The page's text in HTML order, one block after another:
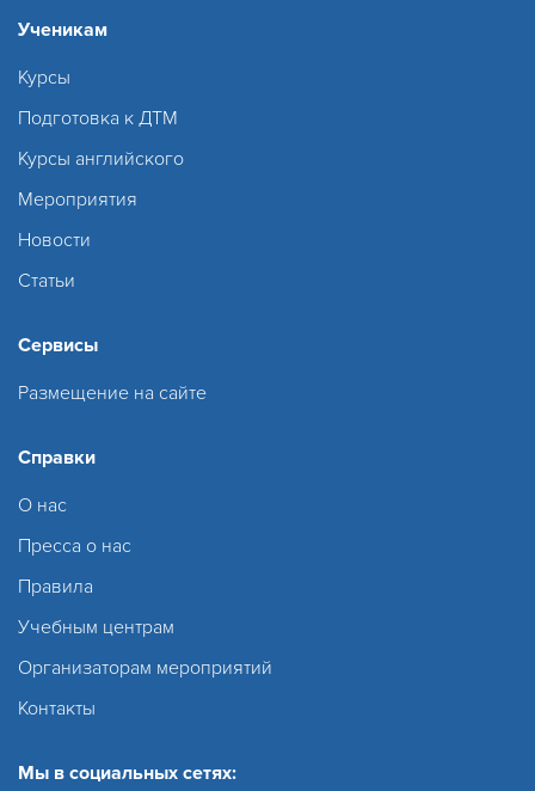
Ученикам
Курсы
Подготовка к ДТМ
Курсы английского
Мероприятия
Новости
Статьи
Сервисы
Размещение на сайте
Справки
О нас
Пресса о нас
Правила
Учебным центрам
Организаторам мероприятий
Контакты
Мы в социальных сетях: